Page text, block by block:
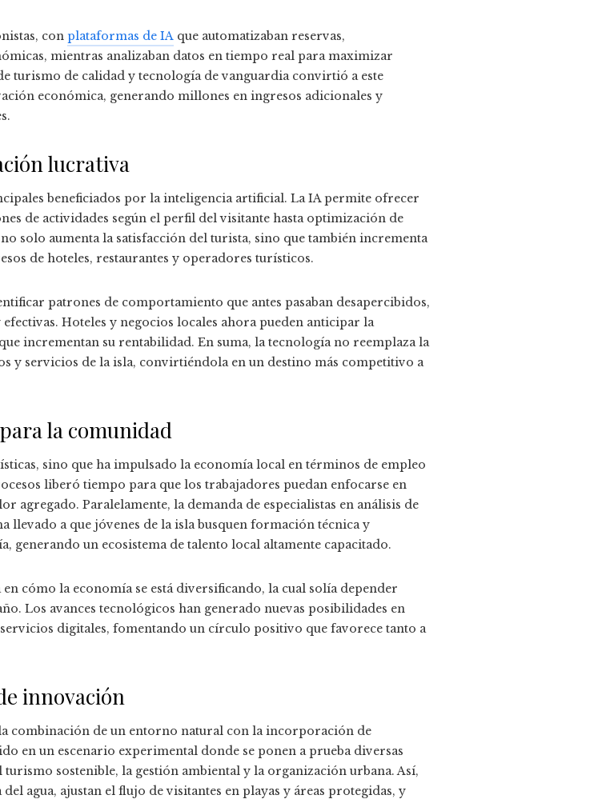
con plataformas de IA que automatizaban reservas,
mientras analizaban datos en tiempo real para maximizar
turismo de calidad y tecnología de vanguardia convirtió a este
económica, generando millones en ingresos adicionales y
lucrativa
beneficiados por la inteligencia artificial. La IA permite ofrecer
de actividades según el perfil del visitante hasta optimización de
solo aumenta la satisfacción del turista, sino que también incrementa
de hoteles, restaurantes y operadores turísticos.
patrones de comportamiento que antes pasaban desapercibidos,
Hoteles y negocios locales ahora pueden anticipar la
incrementan su rentabilidad. En suma, la tecnología no reemplaza la
y servicios de la isla, convirtiéndola en un destino más competitivo a
la comunidad
sino que ha impulsado la economía local en términos de empleo
liberó tiempo para que los trabajadores puedan enfocarse en
agregado. Paralelamente, la demanda de especialistas en análisis de
a que jóvenes de la isla busquen formación técnica y
generando un ecosistema de talento local altamente capacitado.
cómo la economía se está diversificando, la cual solía depender
Los avances tecnológicos han generado nuevas posibilidades en
digitales, fomentando un círculo positivo que favorece tanto a
innovación
combinación de un entorno natural con la incorporación de
en un escenario experimental donde se ponen a prueba diversas
sostenible, la gestión ambiental y la organización urbana. Así,
agua, ajustan el flujo de visitantes en playas y áreas protegidas, y